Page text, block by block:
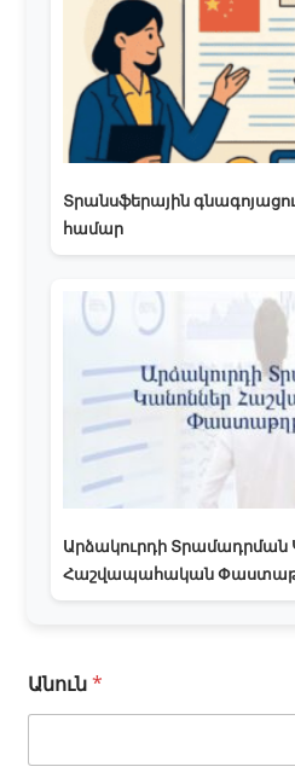
Տրանսֆերային
համար
Արձակուրդի Տրամադրման
Հաշվապահական
Անուն*